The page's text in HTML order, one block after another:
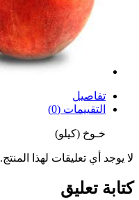
تفاصيل
التقييمات (0)
خـوخ (كيلو)
لا يوجد أي تعليقات لهذا المنتج.
كتابة تعليق